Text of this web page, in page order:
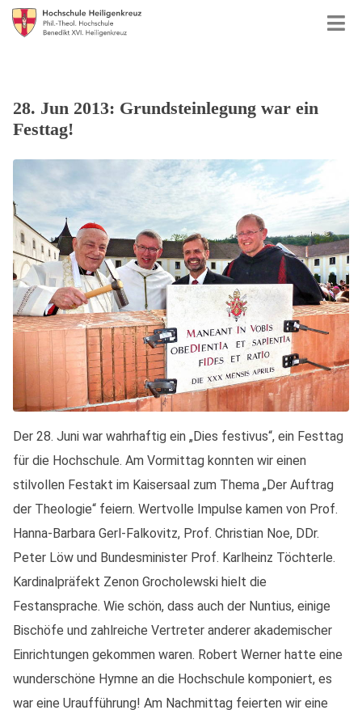
28. Jun 2013: Grundsteinlegung war ein
Festtag!
Der 28. Juni war wahrhaftig ein „Dies festivus“, ein Festtag
für die Hochschule. Am Vormittag konnten wir einen
stilvollen Festakt im Kaisersaal zum Thema „Der Auftrag
der Theologie“ feiern. Wertvolle Impulse kamen von Prof.
Hanna-Barbara Gerl-Falkovitz, Prof. Christian Noe, DDr.
Peter Löw und Bundesminister Prof. Karlheinz Töchterle.
Kardinalpräfekt Zenon Grocholewski hielt die
Festansprache. Wie schön, dass auch der Nuntius, einige
Bischöfe und zahlreiche Vertreter anderer akademischer
Einrichtungen gekommen waren. Robert Werner hatte eine
wunderschöne Hymne an die Hochschule komponiert, es
war eine Uraufführung! Am Nachmittag feierten wir eine